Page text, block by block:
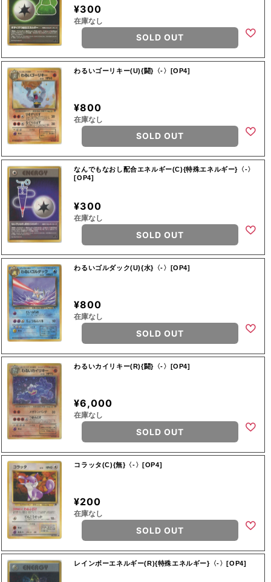
¥300
在庫なし
SOLD OUT
わるいゴーリキー(U){闘}〈-〉[OP4]
¥800
在庫なし
SOLD OUT
なんでもなおし配合エネルギー(C){特殊エネルギー}〈-〉
[OP4]
¥300
在庫なし
SOLD OUT
わるいゴルダック(U){水}〈-〉[OP4]
¥800
在庫なし
SOLD OUT
わるいカイリキー(R){闘}〈-〉[OP4]
¥6,000
在庫なし
SOLD OUT
コラッタ(C){無}〈-〉[OP4]
¥200
在庫なし
SOLD OUT
レインボーエネルギー(R){特殊エネルギー}〈-〉[OP4]